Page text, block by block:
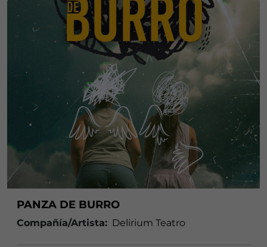
PANZA DE BURRO
Compañía/Artista: Delirium Teatro